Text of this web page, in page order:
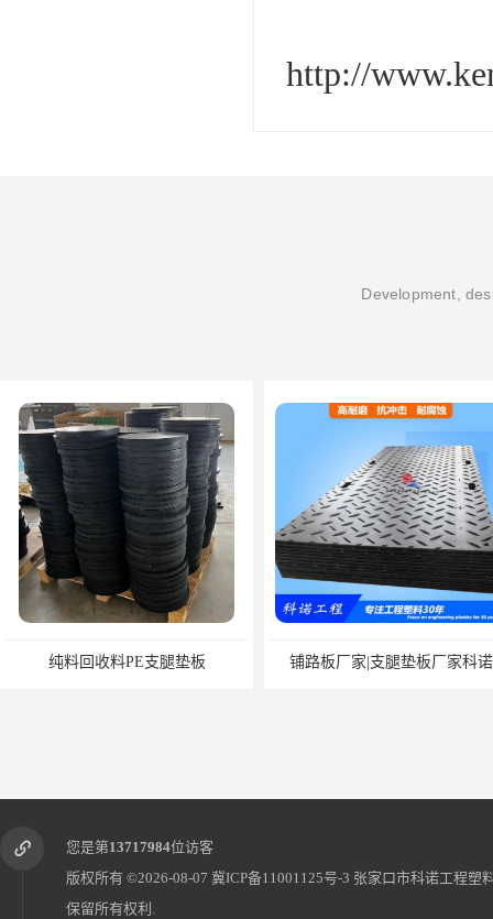
http://
Development,
纯料回收料PE支腿垫板 铺路板厂家|支腿垫板厂家科诺
您是第13717984位访客
版权所有 ©2026-08-07 冀ICP备11001125号-3 张家口市科诺工程塑
保留所有权利.